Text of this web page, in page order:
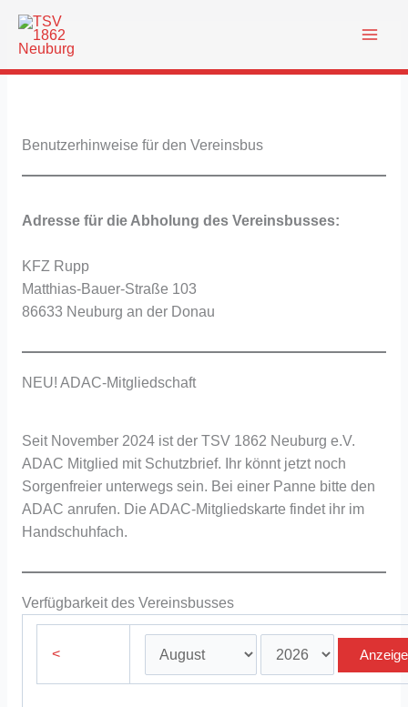
Inhalt
springen
Benutzerhinweise für den Vereinsbus
Adresse für die Abholung des Vereinsbusses:
KFZ Rupp
Matthias-Bauer-Straße 103
86633 Neuburg an der Donau
NEU! ADAC-Mitgliedschaft
Seit November 2024 ist der TSV 1862 Neuburg e.V.
ADAC Mitglied mit Schutzbrief. Ihr könnt jetzt noch
Sorgenfreier unterwegs sein. Bei einer Panne bitte den
ADAC anrufen. Die ADAC-Mitgliedskarte findet ihr im
Handschuhfach.
Verfügbarkeit des Vereinsbusses
<